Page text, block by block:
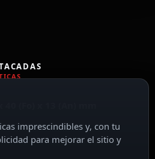
(Fo) x 13 (An) mm
imprescindibles y, con tu
para mejorar el sitio y